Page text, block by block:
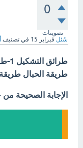
0
تصويتات
سُئل فبراير 15 في تصنيف
طريقة الحبال
الإجابة الصحيحة